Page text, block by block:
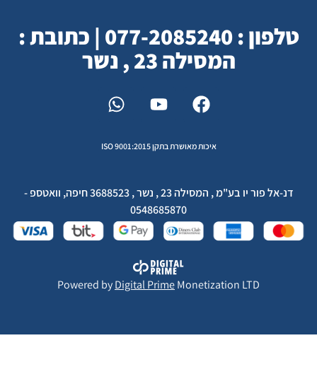
טלפון : 077-2085240 | כתובת :
המסילה 23 , נשר
איכות מאושרת בתקן ISO 9001:2015
דנ-אל פור יו בע"מ , המסילה 23 , נשר , 3688523 חיפה, וואטספ -
0548685870
Powered byDigital PrimeMonetization LTD